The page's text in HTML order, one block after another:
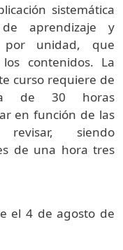
sistemática
aprendizaje y
por unidad, que
contenidos. La
curso requiere de
de 30 horas
en función de las
siendo
de una hora tres
el 4 de agosto de